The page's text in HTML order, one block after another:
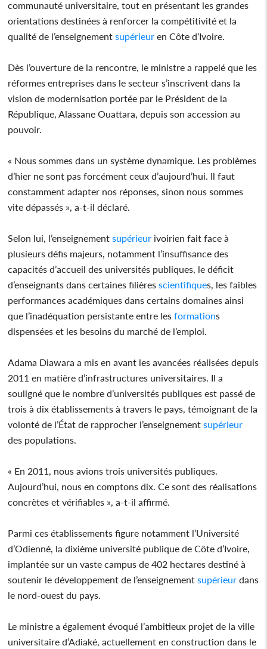
communauté universitaire, tout en présentant les grandes
orientations destinées à renforcer la compétitivité et la
qualité de l’enseignement supérieur en Côte d’Ivoire.
Dès l’ouverture de la rencontre, le ministre a rappelé que les
réformes entreprises dans le secteur s’inscrivent dans la
vision de modernisation portée par le Président de la
République, Alassane Ouattara, depuis son accession au
pouvoir.
« Nous sommes dans un système dynamique. Les problèmes
d’hier ne sont pas forcément ceux d’aujourd’hui. Il faut
constamment adapter nos réponses, sinon nous sommes
vite dépassés », a-t-il déclaré.
Selon lui, l’enseignement supérieur ivoirien fait face à
plusieurs défis majeurs, notamment l’insuffisance des
capacités d’accueil des universités publiques, le déficit
d’enseignants dans certaines filières scientifiques, les faibles
performances académiques dans certains domaines ainsi
que l’inadéquation persistante entre les formations
dispensées et les besoins du marché de l’emploi.
Adama Diawara a mis en avant les avancées réalisées depuis
2011 en matière d’infrastructures universitaires. Il a
souligné que le nombre d’universités publiques est passé de
trois à dix établissements à travers le pays, témoignant de la
volonté de l’État de rapprocher l’enseignement supérieur
des populations.
« En 2011, nous avions trois universités publiques.
Aujourd’hui, nous en comptons dix. Ce sont des réalisations
concrètes et vérifiables », a-t-il affirmé.
Parmi ces établissements figure notamment l’Université
d’Odienné, la dixième université publique de Côte d’Ivoire,
implantée sur un vaste campus de 402 hectares destiné à
soutenir le développement de l’enseignement supérieur dans
le nord-ouest du pays.
Le ministre a également évoqué l’ambitieux projet de la ville
universitaire d’Adiaké, actuellement en construction dans le